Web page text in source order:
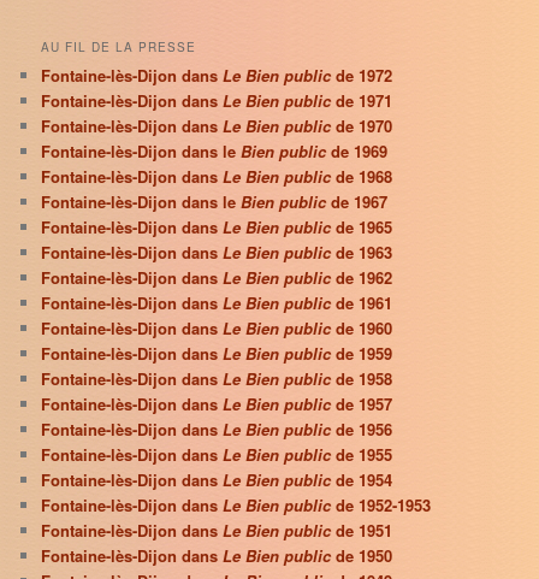
AU FIL DE LA PRESSE
Fontaine-lès-Dijon dansLe Bien publicde 1972
Fontaine-lès-Dijon dansLe Bien publicde 1971
Fontaine-lès-Dijon dansLe Bien public de 1970
Fontaine-lès-Dijon dans leBien publicde 1969
Fontaine-lès-Dijon dansLe Bien publicde 1968
Fontaine-lès-Dijon dans leBien publicde 1967
Fontaine-lès-Dijon dansLe Bien publicde 1965
Fontaine-lès-Dijon dansLe Bien publicde 1963
Fontaine-lès-Dijon dansLe Bien public de 1962
Fontaine-lès-Dijon dansLe Bien publicde 1961
Fontaine-lès-Dijon dansLe Bien publicde 1960
Fontaine-lès-Dijon dansLe Bien public de 1959
Fontaine-lès-Dijon dansLe Bien publicde 1958
Fontaine-lès-Dijon dansLe Bien publicde 1957
Fontaine-lès-Dijon dansLe Bien public de 1956
Fontaine-lès-Dijon dansLe Bien publicde 1955
Fontaine-lès-Dijon dansLe Bien publicde 1954
Fontaine-lès-Dijon dansLe Bien public de 1952-1953
Fontaine-lès-Dijon dansLe Bien publicde 1951
Fontaine-lès-Dijon dansLe Bien publicde 1950